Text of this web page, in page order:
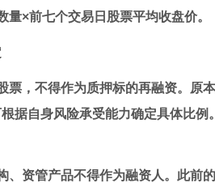
量×前七个交易日股票平均收盘价。
票，不得作为质押标的再融资。原
据自身风险承受能力确定具体比
、资管产品不得作为融资人。此前